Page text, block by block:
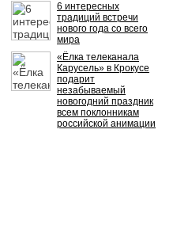
6 интересных
традиций встречи
нового года со всего
мира
«Ёлка телеканала
Карусель» в Крокусе
подарит
незабываемый
новогодний праздник
всем поклонникам
российской анимации